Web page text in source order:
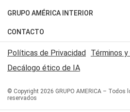
Judiciales
Economia
Motores
Trucos caseros
Series y Películas
Edictos y Solicitadas
Fútbol
Mundial
Automovilismo
Rugby
Básquet
GRUPO AMÉRICA INTERIOR
Canal 7 en Vivo
San Juan 8
CONTACTO
Acerca de Nosotros
Contactanos
Políticas de Privacidad Términos
Decálogo ético de IA
© Copyright 2026 GRUPO AMERICA – Todos
reservados